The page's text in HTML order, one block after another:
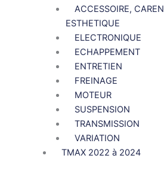
ACCESSOIRE,
ESTHETIQUE
ELECTRONIQUE
ECHAPPEMENT
ENTRETIEN
FREINAGE
MOTEUR
SUSPENSION
TRANSMISSION
VARIATION
TMAX 2022 à 2024